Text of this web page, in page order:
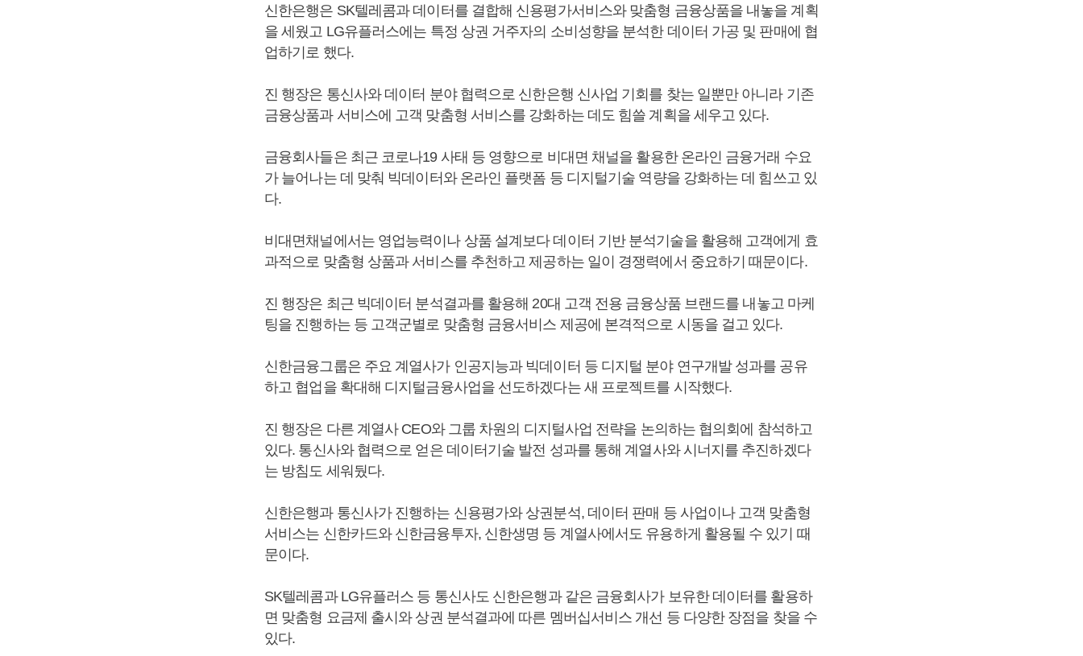
신한은행은 SK텔레콤과 데이터를 결합해 신용평가서비스와 맞춤형 금융상품을 내놓을 계획
을 세웠고 LG유플러스에는 특정 상권 거주자의 소비성향을 분석한 데이터 가공 및 판매에 협
업하기로 했다.
진 행장은 통신사와 데이터 분야 협력으로 신한은행 신사업 기회를 찾는 일뿐만 아니라 기존
금융상품과 서비스에 고객 맞춤형 서비스를 강화하는 데도 힘쓸 계획을 세우고 있다.
금융회사들은 최근 코로나19 사태 등 영향으로 비대면 채널을 활용한 온라인 금융거래 수요
가 늘어나는 데 맞춰 빅데이터와 온라인 플랫폼 등 디지털기술 역량을 강화하는 데 힘쓰고 있
다.
비대면채널에서는 영업능력이나 상품 설계보다 데이터 기반 분석기술을 활용해 고객에게 효
과적으로 맞춤형 상품과 서비스를 추천하고 제공하는 일이 경쟁력에서 중요하기 때문이다.
진 행장은 최근 빅데이터 분석결과를 활용해 20대 고객 전용 금융상품 브랜드를 내놓고 마케
팅을 진행하는 등 고객군별로 맞춤형 금융서비스 제공에 본격적으로 시동을 걸고 있다.
신한금융그룹은 주요 계열사가 인공지능과 빅데이터 등 디지털 분야 연구개발 성과를 공유
하고 협업을 확대해 디지털금융사업을 선도하겠다는 새 프로젝트를 시작했다.
진 행장은 다른 계열사 CEO와 그룹 차원의 디지털사업 전략을 논의하는 협의회에 참석하고
있다. 통신사와 협력으로 얻은 데이터기술 발전 성과를 통해 계열사와 시너지를 추진하겠다
는 방침도 세워뒀다.
신한은행과 통신사가 진행하는 신용평가와 상권분석, 데이터 판매 등 사업이나 고객 맞춤형
서비스는 신한카드와 신한금융투자, 신한생명 등 계열사에서도 유용하게 활용될 수 있기 때
문이다.
SK텔레콤과 LG유플러스 등 통신사도 신한은행과 같은 금융회사가 보유한 데이터를 활용하
면 맞춤형 요금제 출시와 상권 분석결과에 따른 멤버십서비스 개선 등 다양한 장점을 찾을 수
있다.